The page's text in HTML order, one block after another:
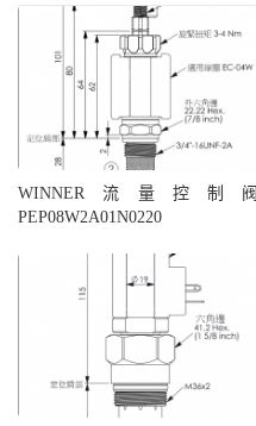
WINNER流量控制阀
PEP08W2A01N0220